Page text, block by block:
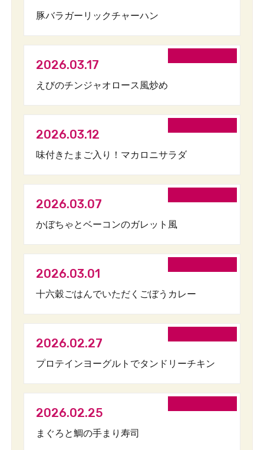
豚バラガーリックチャーハン
2026.03.17
えびのチンジャオロース風炒め
2026.03.12
味付きたまご入り！マカロニサラダ
2026.03.07
かぼちゃとベーコンのガレット風
2026.03.01
十六穀ごはんでいただくごぼうカレー
2026.02.27
プロテインヨーグルトでタンドリーチキン
2026.02.25
まぐろと鯛の手まり寿司